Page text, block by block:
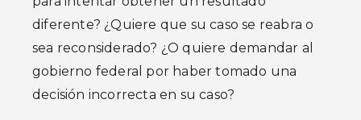
diferente? ¿Quiere que su caso se reabra o
sea reconsiderado? ¿O quiere demandar al
gobierno federal por haber tomado una
decisión incorrecta en su caso?